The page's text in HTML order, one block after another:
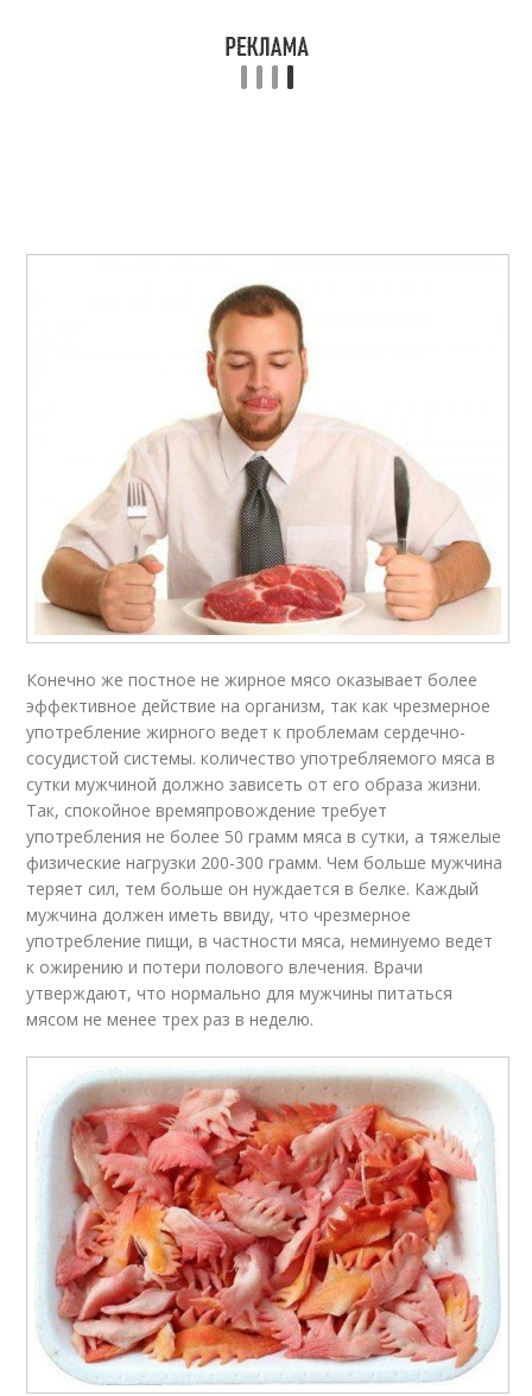
Конечно же постное не жирное мясо оказывает более
эффективное действие на организм, так как чрезмерное
употребление жирного ведет к проблемам сердечно-
сосудистой системы. количество употребляемого мяса в
сутки мужчиной должно зависеть от его образа жизни.
Так, спокойное времяпровождение требует
употребления не более 50 грамм мяса в сутки, а тяжелые
физические нагрузки 200-300 грамм. Чем больше мужчина
теряет сил, тем больше он нуждается в белке. Каждый
мужчина должен иметь ввиду, что чрезмерное
употребление пищи, в частности мяса, неминуемо ведет
к ожирению и потери полового влечения. Врачи
утверждают, что нормально для мужчины питаться
мясом не менее трех раз в неделю.